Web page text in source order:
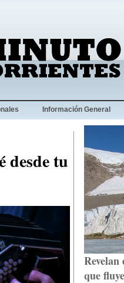
Información General
desde tu
que